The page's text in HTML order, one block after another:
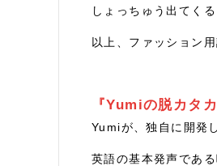
しょっちゅう出てく
以上、ファッション
『Yumiの脱カタ
Yumiが、独自に開発
英語の基本発声であ